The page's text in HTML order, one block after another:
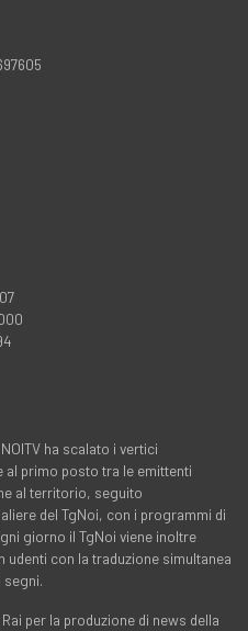
ha scalato i vertici
primo posto tra le emittenti
al territorio, seguito
del TgNoi, con i programmi di
giorno il TgNoi viene inoltre
con la traduzione simultanea
segni.
per la produzione di news della